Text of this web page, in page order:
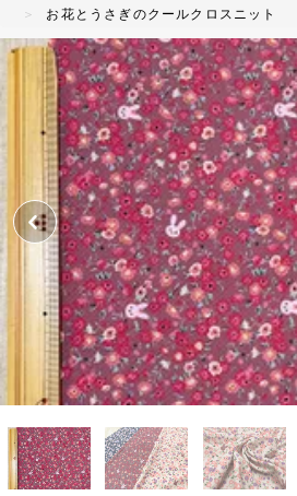
お花とうさぎのクールクロスニット